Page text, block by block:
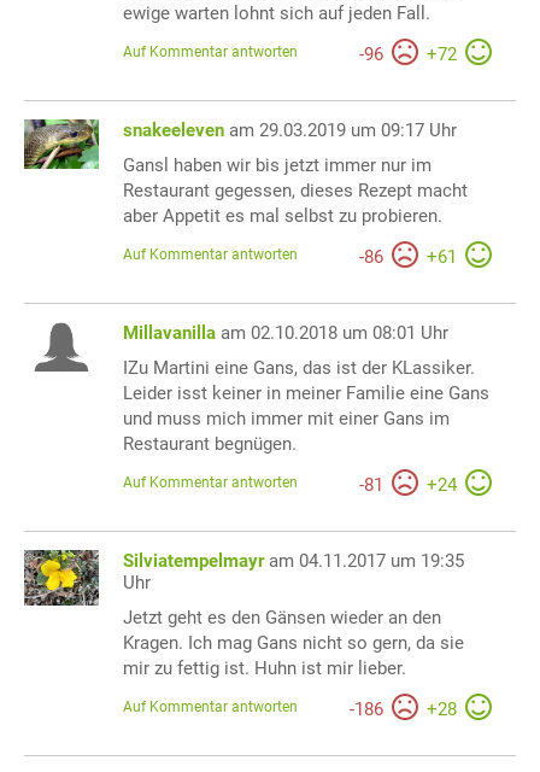
ewige warten lohnt sich auf jeden Fall.
-96 +72
Auf Kommentar antworten
snakeeleven am 29.03.2019 um 09:17 Uhr
Gansl haben wir bis jetzt immer nur im
Restaurant gegessen, dieses Rezept macht
aber Appetit es mal selbst zu probieren.
-86 +61
Auf Kommentar antworten
Millavanilla am 02.10.2018 um 08:01 Uhr
IZu Martini eine Gans, das ist der KLassiker.
Leider isst keiner in meiner Familie eine Gans
und muss mich immer mit einer Gans im
Restaurant begnügen.
-81 +24
Auf Kommentar antworten
Silviatempelmayr am 04.11.2017 um 19:35
Uhr
Jetzt geht es den Gänsen wieder an den
Kragen. Ich mag Gans nicht so gern, da sie
mir zu fettig ist. Huhn ist mir lieber.
-186 +28
Auf Kommentar antworten